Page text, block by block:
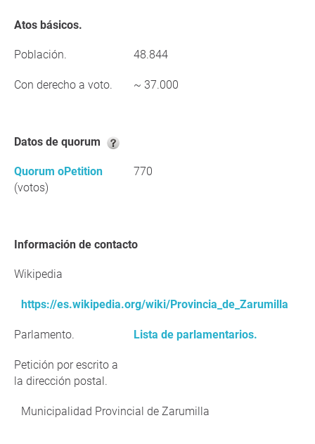
Atos básicos.
Población. 48.844
Con derecho a voto. ~ 37.000
Datos de quorum
Quorum oPetition
(votos)
770
Información de contacto
Wikipedia
https://es.wikipedia.org/wiki/Provincia_de_Zarumilla
Parlamento. Lista de parlamentarios.
Petición por escrito a
la dirección postal.
Municipalidad Provincial de Zarumilla